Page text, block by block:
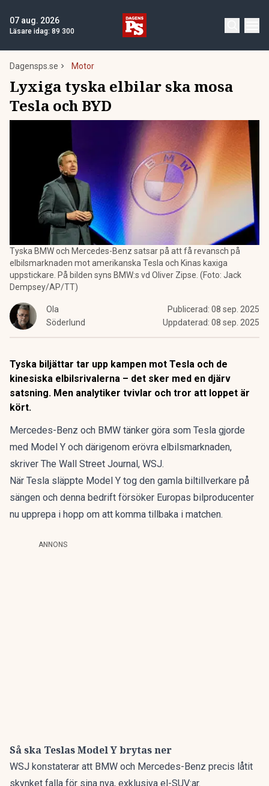
07 aug. 2026
Läsare idag: 89 300
Dagensps.se Motor
Lyxiga tyska elbilar ska mosa
Tesla och BYD
Tyska BMW och Mercedes-Benz satsar på att få revansch på
elbilsmarknaden mot amerikanska Tesla och Kinas kaxiga
uppstickare. På bilden syns BMW:s vd Oliver Zipse. (Foto: Jack
Dempsey/AP/TT)
Ola
Söderlund
Publicerad: 08 sep. 2025
Uppdaterad: 08 sep. 2025
Tyska biljättar tar upp kampen mot Tesla och de
kinesiska elbilsrivalerna – det sker med en djärv
satsning. Men analytiker tvivlar och tror att loppet är
kört.
Mercedes-Benz och BMW tänker göra som Tesla gjorde
med Model Y och därigenom erövra elbilsmarknaden,
skriver The Wall Street Journal, WSJ.
När Tesla släppte Model Y tog den gamla biltillverkare på
sängen och denna bedrift försöker Europas bilproducenter
nu upprepa i hopp om att komma tillbaka i matchen.
ANNONS
Så ska Teslas Model Y brytas ner
WSJ konstaterar att BMW och Mercedes-Benz precis låtit
skynket falla för sina nya, exklusiva el-SUV:ar.